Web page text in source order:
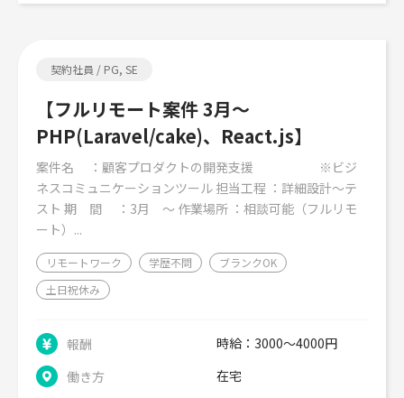
契約社員 / PG, SE
【フルリモート案件 3月～
PHP(Laravel/cake)、React.js】
案件名 ：顧客プロダクトの開発支援 ※ビジ
ネスコミュニケーションツール 担当工程 ：詳細設計～テ
スト 期 間 ：3月 ～ 作業場所 ：相談可能（フルリモ
ート）...
リモートワーク 学歴不問
ブランクOK
土日祝休み
報酬
時給：3000～4000円
働き方
在宅